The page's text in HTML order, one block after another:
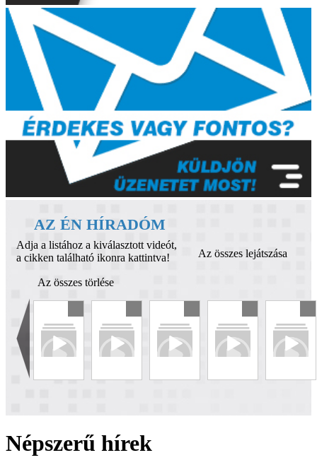
AZ ÉN HÍRADÓM
Adja a listához a kiválasztott videót,
a cikken található ikonra kattintva!
Az összes lejátszása
Az összes törlése
Népszerű hírek